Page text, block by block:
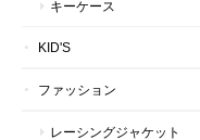
キーケース
KID'S
ファッション
レーシングジャケット